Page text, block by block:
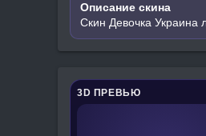
Описание скина
Скин Девочка Украина
3D ПРЕВЬЮ